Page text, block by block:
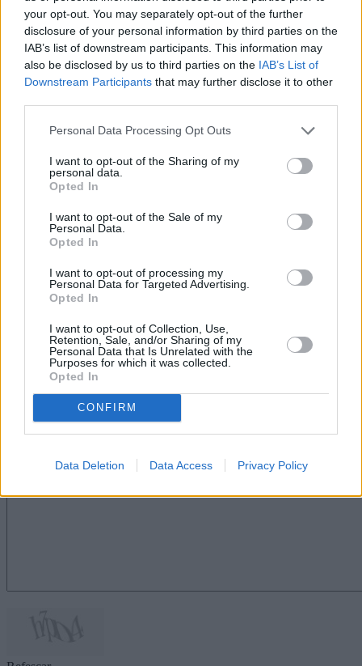
your opt-out. You may separately opt-out of the further
disclosure of your personal information by third parties on the
IAB’s list of downstream participants. This information may
also be disclosed by us to third parties on the IAB’s List of
Downstream Participants that may further disclose it to other
Personal Data Processing Opt Outs
I want to opt-out of the Sharing of my
personal data.
Opted In
I want to opt-out of the Sale of my
Personal Data.
Opted In
I want to opt-out of processing my
Personal Data for Targeted Advertising.
Opted In
I want to opt-out of Collection, Use,
Retention, Sale, and/or Sharing of my
Personal Data that Is Unrelated with the
Purposes for which it was collected.
Opted In
CONFIRM
Data Deletion Data Access Privacy Policy
extraordinarios; el respeto al diferencial
fiscal canario frente a la armonización,
la declaración de obligaciones de
servicio público entre Canarias y la
Península; la exclusión de Canarias
del comercio de derechos de emisión o
Igualmente, demandó una política
pueda atender la condición de
Canarias como frontera sur de la
En relación con el Estado, la lista de
asuntos pendientes incluye, entre otros
aspectos, el completo desarrollo
exigencia de cumplimiento de las
previsiones estatutarias y del REF en
los Presupuestos estatales; un nuevo
desvinculado del REF y la exigencia
de política estatal solidaria en materia
de inmigración, además de participar
en los asuntos de Estado que afecten a
Escribir un comentario
(requerido)